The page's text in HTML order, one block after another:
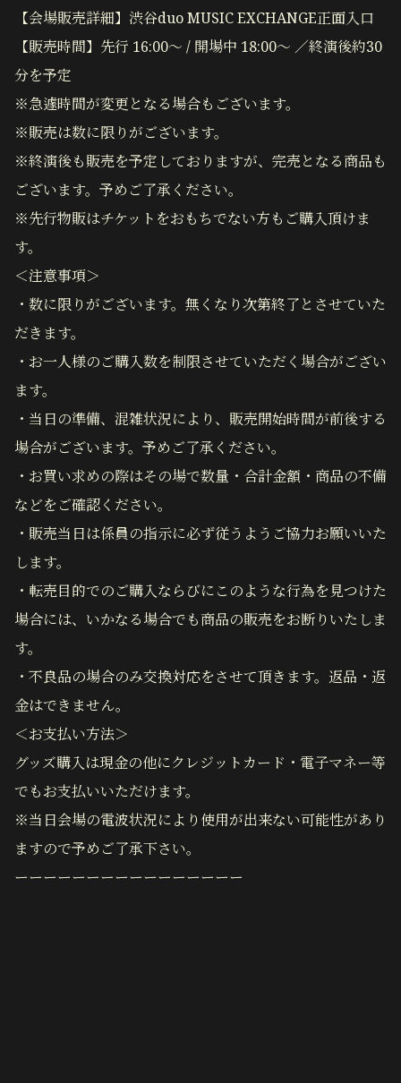
【会場販売詳細】渋谷duo MUSIC EXCHANGE正面入口
【販売時間】先行 16:00〜 / 開場中 18:00〜 ／終演後約30
分を予定
※急遽時間が変更となる場合もございます。
※販売は数に限りがございます。
※終演後も販売を予定しておりますが、完売となる商品も
ございます。予めご了承ください。
※先行物販はチケットをおもちでない方もご購入頂けま
す。
＜注意事項＞
・数に限りがございます。無くなり次第終了とさせていた
だきます。
・お一人様のご購入数を制限させていただく場合がござい
ます。
・当日の準備、混雑状況により、販売開始時間が前後する
場合がございます。予めご了承ください。
・お買い求めの際はその場で数量・合計金額・商品の不備
などをご確認ください。
・販売当日は係員の指示に必ず従うようご協力お願いいた
します。
・転売目的でのご購入ならびにこのような行為を見つけた
場合には、いかなる場合でも商品の販売をお断りいたしま
す。
・不良品の場合のみ交換対応をさせて頂きます。返品・返
金はできません。
＜お支払い方法＞
グッズ購入は現金の他にクレジットカード・電子マネー等
でもお支払いいただけます。
※当日会場の電波状況により使用が出来ない可能性があり
ますので予めご了承下さい。
ーーーーーーーーーーーーーーーー